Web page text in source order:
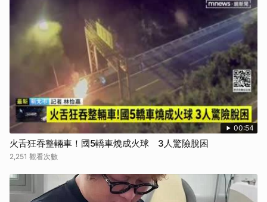
00:54
火舌狂吞整輛車！國5轎車燒成火球 3人驚險脫困
2,251 觀看次數